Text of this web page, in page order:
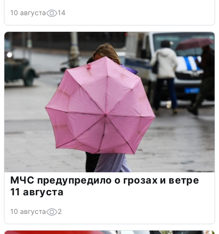
10 августа 14
МЧС предупредило о грозах и ветре
11 августа
10 августа 2